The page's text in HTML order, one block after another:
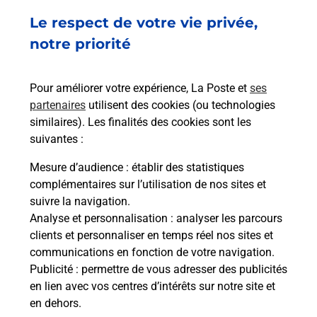
Le respect de votre vie privée,
notre priorité
Pour améliorer votre expérience, La Poste et ses
partenaires utilisent des cookies (ou technologies
similaires). Les finalités des cookies sont les
suivantes :
Mesure d’audience : établir des statistiques
complémentaires sur l’utilisation de nos sites et
suivre la navigation.
Analyse et personnalisation : analyser les parcours
clients et personnaliser en temps réel nos sites et
communications en fonction de votre navigation.
Publicité : permettre de vous adresser des publicités
en lien avec vos centres d’intérêts sur notre site et
en dehors.